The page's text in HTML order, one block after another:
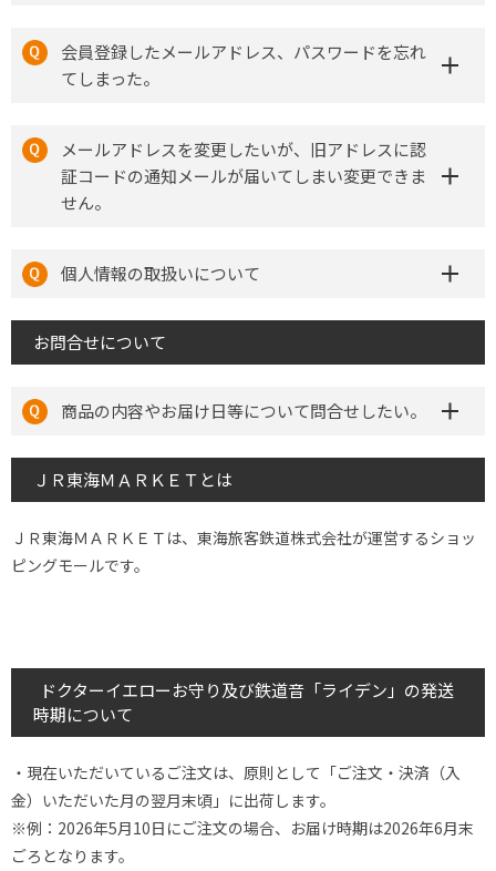
会員登録したメールアドレス、パスワードを忘れ
てしまった。
メールアドレスを変更したいが、旧アドレスに認
証コードの通知メールが届いてしまい変更できま
せん。
個人情報の取扱いについて
お問合せについて
商品の内容やお届け日等について問合せしたい。
ＪＲ東海ＭＡＲＫＥＴとは
ＪＲ東海ＭＡＲＫＥＴは、東海旅客鉄道株式会社が運営するショッ
ピングモールです。
ドクターイエローお守り及び鉄道音「ライデン」の発送
時期について
・現在いただいているご注文は、原則として「ご注文・決済（入
金）いただいた月の翌月末頃」に出荷します。
※例：2026年5月10日にご注文の場合、お届け時期は2026年6月末
ごろとなります。